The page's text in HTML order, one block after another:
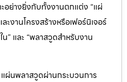
อย่างยิ่งกับทั้งงานตกแต่ง “แผ่
งานโครงสร้างหรือเฟอร์นิเจอร์
” และ “พลาสวูดสำหรับงาน
นพลาสวูดผ่านกระบวนการ